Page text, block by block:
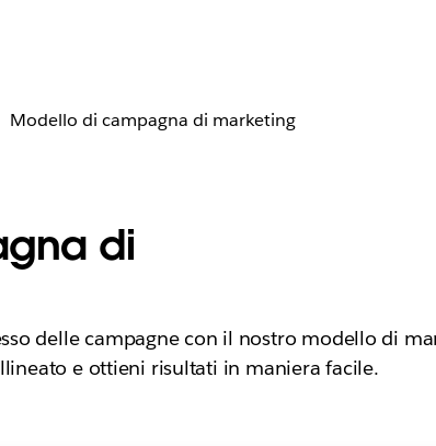
Modello di campagna di marketing
di
delle campagne con il nostro modello di
e ottieni risultati in maniera facile.